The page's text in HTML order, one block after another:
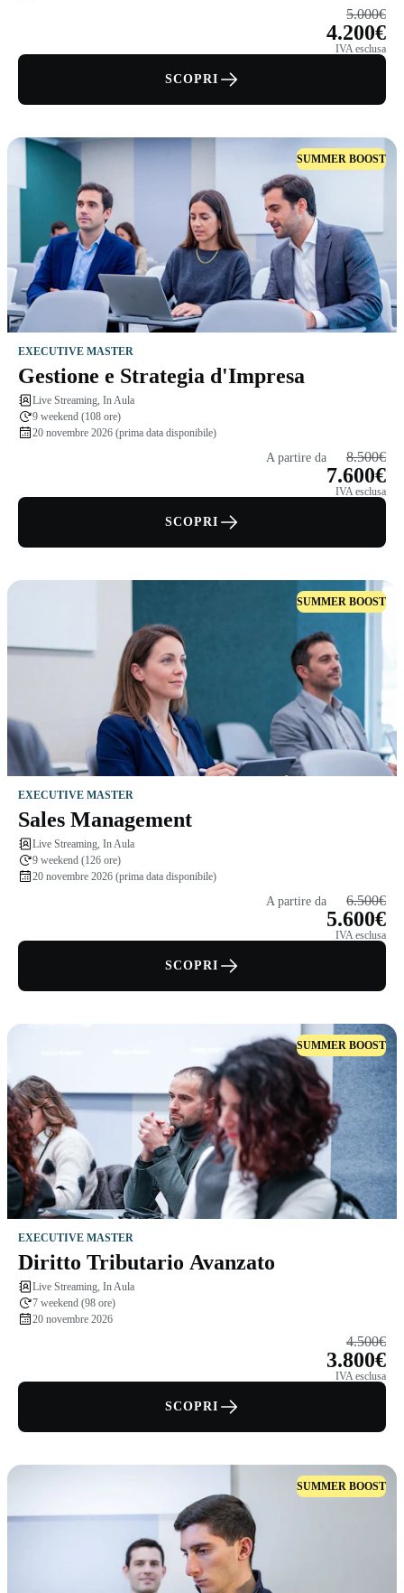
5.000€
4.200€
IVA esclusa
SCOPRI
SUMMER BOOST
EXECUTIVE MASTER
Gestione e Strategia d'Impresa
Live Streaming, In Aula
9 weekend (108 ore)
20 novembre 2026 (prima data disponibile)
A partire da 8.500€
7.600€
IVA esclusa
SCOPRI
SUMMER BOOST
EXECUTIVE MASTER
Sales Management
Live Streaming, In Aula
9 weekend (126 ore)
20 novembre 2026 (prima data disponibile)
A partire da 6.500€
5.600€
IVA esclusa
SCOPRI
SUMMER BOOST
EXECUTIVE MASTER
Diritto Tributario Avanzato
Live Streaming, In Aula
7 weekend (98 ore)
20 novembre 2026
4.500€
3.800€
IVA esclusa
SCOPRI
SUMMER BOOST